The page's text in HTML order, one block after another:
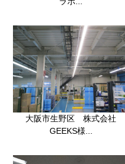
大阪市生野区 株式会社
GEEKS様...